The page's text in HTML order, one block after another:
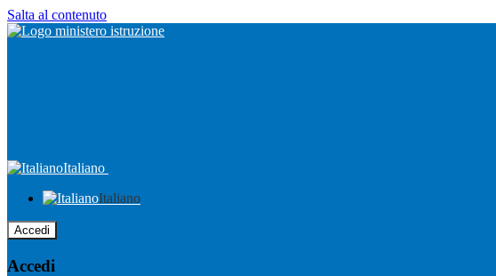
Salta al contenuto
Italiano
Italiano
Accedi
Accedi